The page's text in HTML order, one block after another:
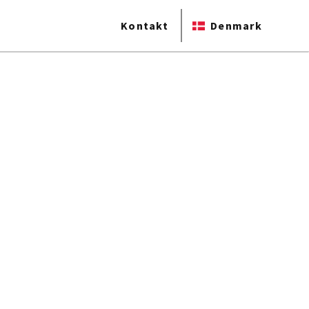
Kontakt Denmark